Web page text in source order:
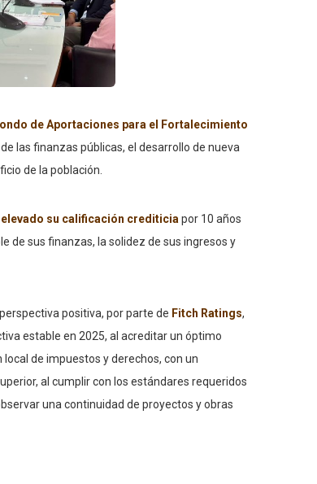
de Aportaciones para el Fortalecimiento
las finanzas públicas, el desarrollo de nueva
de la población.
elevado su calificación crediticia por 10 años
de sus finanzas, la solidez de sus ingresos y
positiva, por parte de Fitch Ratings,
estable en 2025, al acreditar un óptimo
de impuestos y derechos, con un
al cumplir con los estándares requeridos
una continuidad de proyectos y obras